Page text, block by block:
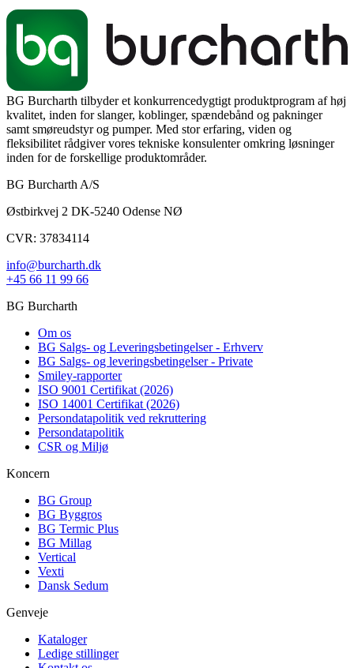
BG Burcharth tilbyder et konkurrencedygtigt produktprogram af høj
kvalitet, inden for slanger, koblinger, spændebånd og pakninger
samt smøreudstyr og pumper. Med stor erfaring, viden og
fleksibilitet rådgiver vores tekniske konsulenter omkring løsninger
inden for de forskellige produktområder.
BG Burcharth A/S
Østbirkvej 2 DK-5240 Odense NØ
CVR: 37834114
info@burcharth.dk
+45 66 11 99 66
BG Burcharth
Om os
BG Salgs- og Leveringsbetingelser - Erhverv
BG Salgs- og leveringsbetingelser - Private
Smiley-rapporter
ISO 9001 Certifikat (2026)
ISO 14001 Certifikat (2026)
Persondatapolitik ved rekruttering
Persondatapolitik
CSR og Miljø
Koncern
BG Group
BG Byggros
BG Termic Plus
BG Millag
Vertical
Vexti
Dansk Sedum
Genveje
Kataloger
Ledige stillinger